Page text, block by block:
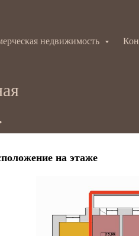
недвижимость
на этаже